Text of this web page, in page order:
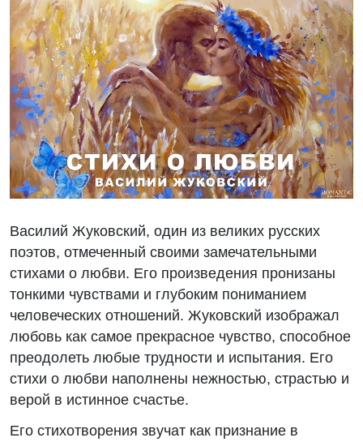
Василий Жуковский, один из великих русских
поэтов, отмеченный своими замечательными
стихами о любви. Его произведения пронизаны
тонкими чувствами и глубоким пониманием
человеческих отношений. Жуковский изображал
любовь как самое прекрасное чувство, способное
преодолеть любые трудности и испытания. Его
стихи о любви наполнены нежностью, страстью и
верой в истинное счастье.
Его стихотворения звучат как признание в